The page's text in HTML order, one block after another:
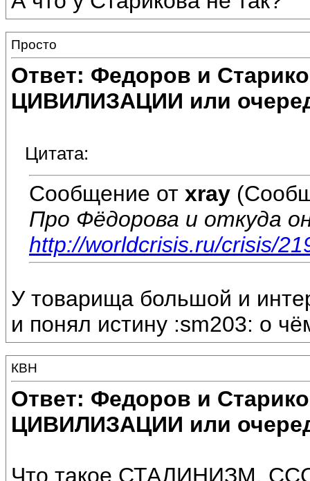
Просто
Ответ: Федоров и
ЦИВИЛИЗАЦИИ или
Цитата:
Сообщение от xray
Про Фёдорова и откуда
http://worldcrisis.ru/crisis/
У товарища большой и
и понял истину :sm203: о
КВН
Ответ: Федоров и
ЦИВИЛИЗАЦИИ или
Что такое СТАЛИНИЗМ,